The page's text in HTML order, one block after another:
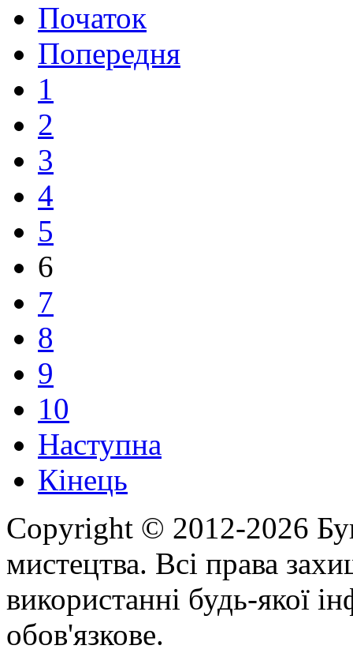
Початок
Попередня
1
2
3
4
5
6
7
8
9
10
Наступна
Кінець
Copyright © 2012-2026
мистецтва. Всі права
використанні будь-якої
обов'язкове.